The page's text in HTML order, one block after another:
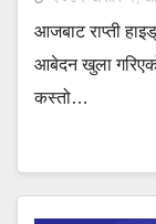
आजबाट राप्ती
आबेदन खुला
कस्तो…